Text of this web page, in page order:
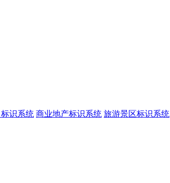
识系统 商业地产标识系统 旅游景区标识系统